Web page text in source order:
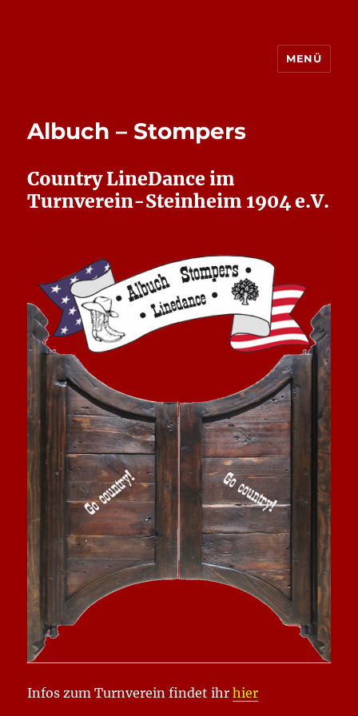
MENÜ
Albuch – Stompers
Country LineDance im
Turnverein-Steinheim 1904 e.V.
Infos zum Turnverein findet ihrhier